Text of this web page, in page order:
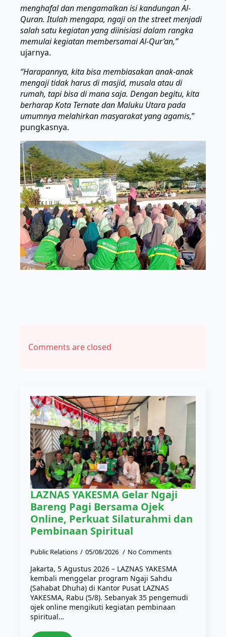
menghafal dan mengamalkan isi kandungan Al-
Quran. Itulah mengapa, ngaji on the street menjadi
salah satu kegiatan yang diinisiasi dalam rangka
memulai kegiatan membersamai Al-Qur’an,”
ujarnya.
“Harapannya, kita bisa membiasakan anak-anak
mengaji tidak harus di masjid, musala atau di
rumah, tapi bisa di mana saja. Dengan begitu, kita
berharap Kota Ternate dan Maluku Utara pada
umumnya melahirkan masyarakat yang agamis,”
pungkasnya.
Comments are closed
LAZNAS YAKESMA Gelar Ngaji
Bareng Pagi Bersama Ojek
Online, Perkuat Silaturahmi dan
Pembinaan Spiritual
Public Relations 05/08/2026 No Comments
Jakarta, 5 Agustus 2026 – LAZNAS YAKESMA
kembali menggelar program Ngaji Sahdu
(Sahabat Dhuha) di Kantor Pusat LAZNAS
YAKESMA, Rabu (5/8). Sebanyak 35 pengemudi
ojek online mengikuti kegiatan pembinaan
spiritual…